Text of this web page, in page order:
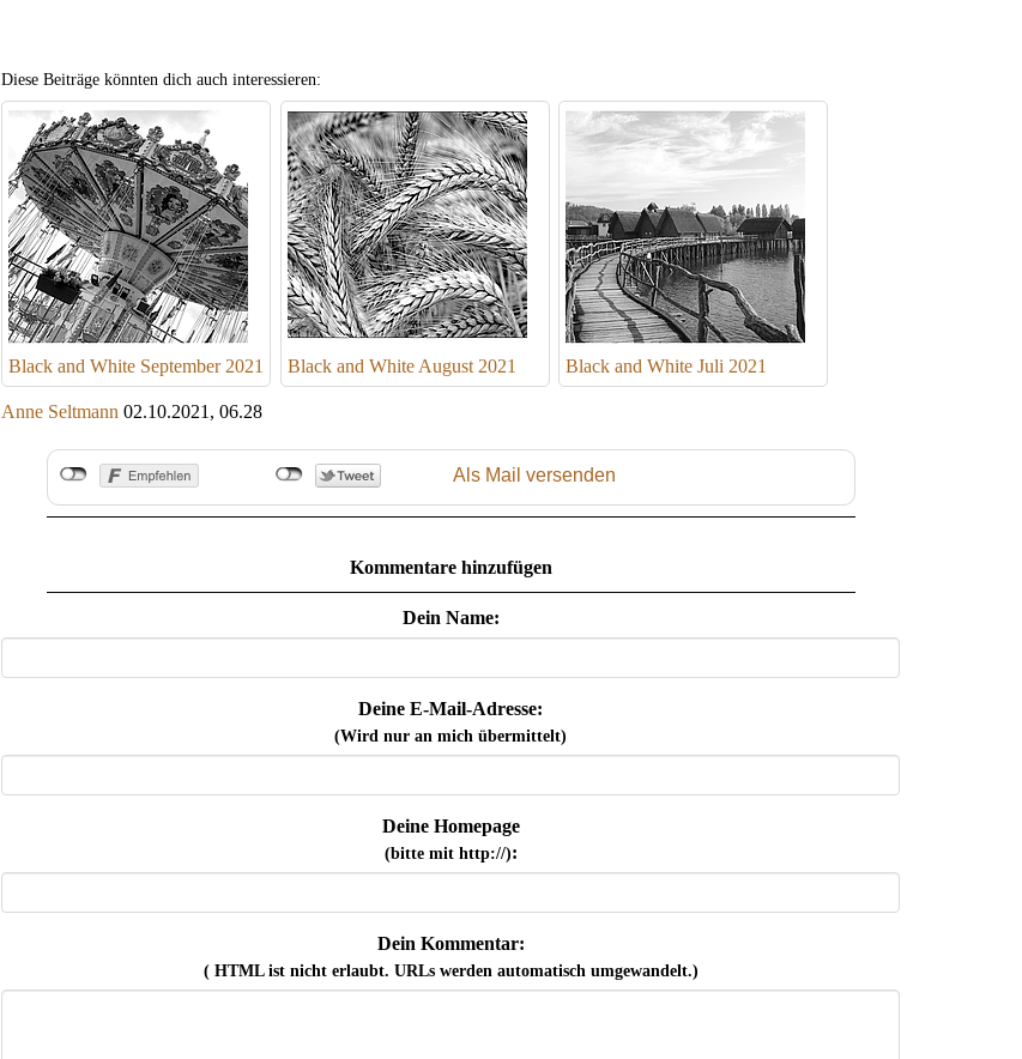
Diese Beiträge könnten dich auch interessieren:
Black and White September 2021 Black and White August 2021 Black and White Juli 2021
Anne Seltmann 02.10.2021, 06.28
Als Mail versenden
Kommentare hinzufügen
Dein Name:
Deine E-Mail-Adresse:
(Wird nur an mich übermittelt)
Deine Homepage
(bitte mit http://):
Dein Kommentar:
( HTML ist nichterlaubt. URLs werden automatisch umgewandelt.)